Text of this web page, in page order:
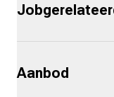
Aanbod